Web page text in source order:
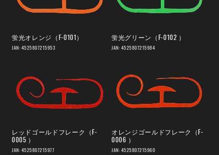
蛍光オレンジ（F-0101）
JAN: 4525807215953
蛍光グリーン（F-0102 ）
JAN: 4525807215984
レッドゴールドフレーク（F-
0005 ）
JAN: 4525807215977
オレンジゴールドフレーク（F-
0006 ）
JAN: 4525807215960